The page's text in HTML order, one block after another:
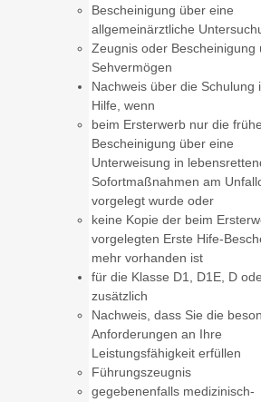
Bescheinigung über eine
allgemeinärztliche
Zeugnis oder Bescheinigung
Sehvermögen
Nachweis über die Schulung
Hilfe, wenn
beim Ersterwerb nur die
Bescheinigung über eine
Unterweisung in
Sofortmaßnahmen am
vorgelegt wurde oder
keine Kopie der beim
vorgelegten Erste Hife-
mehr vorhanden ist
für die Klasse D1, D1E, D
zusätzlich
Nachweis, dass Sie die
Anforderungen an Ihre
Leistungsfähigkeit erfüllen
Führungszeugnis
gegebenenfalls medizinisch-